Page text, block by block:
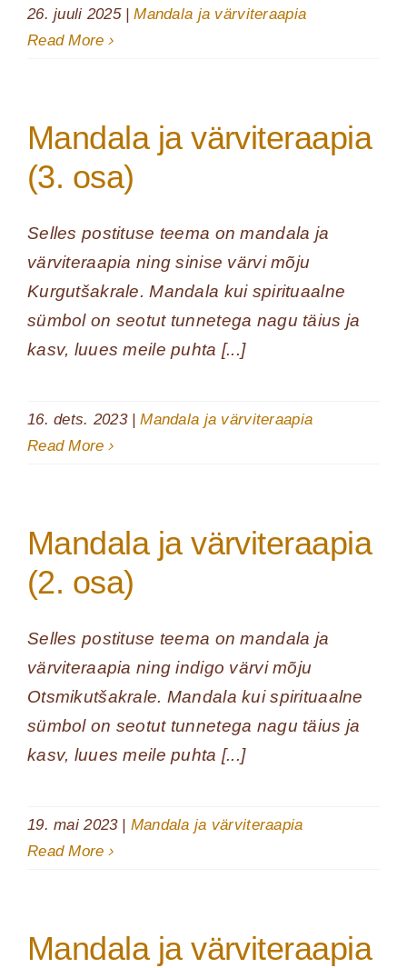
26. juuli 2025 | Mandala ja värviteraapia
Read More
Mandala ja värviteraapia
(3. osa)
Selles postituse teema on mandala ja
värviteraapia ning sinise värvi mõju
Kurgutšakrale. Mandala kui spirituaalne
sümbol on seotut tunnetega nagu täius ja
kasv, luues meile puhta [...]
16. dets. 2023 | Mandala ja värviteraapia
Read More
Mandala ja värviteraapia
(2. osa)
Selles postituse teema on mandala ja
värviteraapia ning indigo värvi mõju
Otsmikutšakrale. Mandala kui spirituaalne
sümbol on seotut tunnetega nagu täius ja
kasv, luues meile puhta [...]
19. mai 2023 | Mandala ja värviteraapia
Read More
Mandala ja värviteraapia